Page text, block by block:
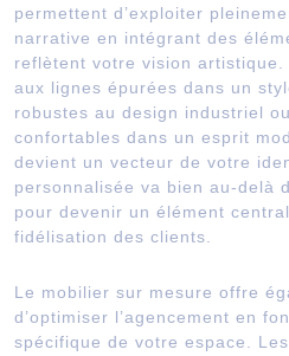
permettent d’exploiter
narrative en intégrant des
reflètent votre vision artistique.
aux lignes épurées dans un
robustes au design industriel
confortables dans un esprit
devient un vecteur de votre
personnalisée va bien au-delà
pour devenir un élément
fidélisation des clients.
Le mobilier sur mesure offre
d’optimiser l’agencement en
spécifique de votre espace.